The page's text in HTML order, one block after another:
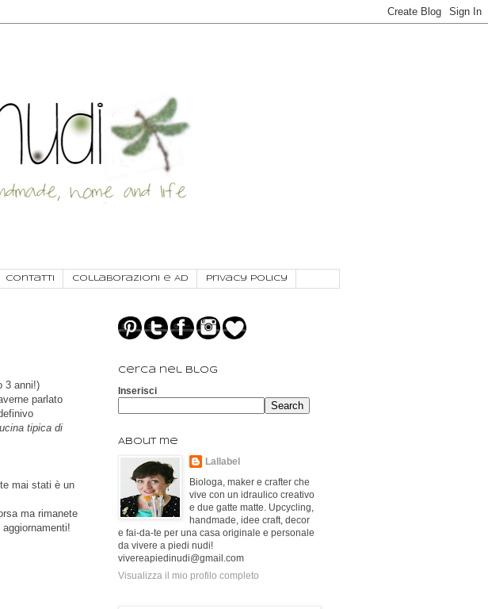
Contatti Collaborazioni e AD Privacy Policy
3 anni!)
parlato
tipica di
mai stati è un
ma rimanete
Cerca nel blog
Inserisci
About me
Lallabel
Biologa, maker e crafter che
vive con un idraulico creativo
e due gatte matte. Upcycling,
handmade, idee craft, decor
e fai-da-te per una casa originale e personale
da vivere a piedi nudi!
vivereapiedinudi@gmail.com
Visualizza il mio profilo completo